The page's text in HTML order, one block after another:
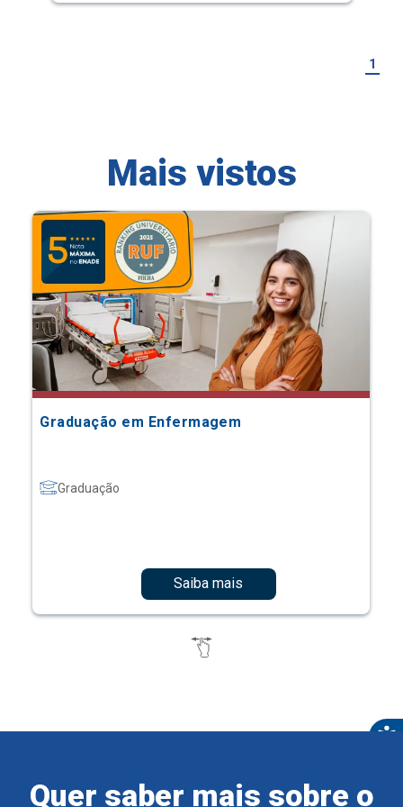
1
Mais vistos
Graduação em Enfermagem
Graduação
Saiba mais
Quer saber mais sobre o